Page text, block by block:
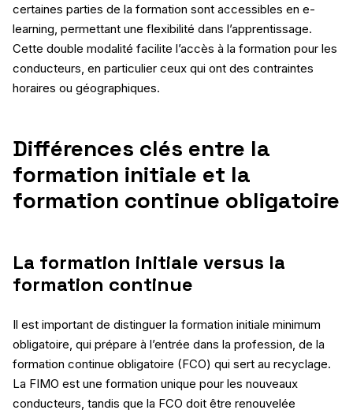
certaines parties de la formation sont accessibles en e-
learning, permettant une flexibilité dans l’apprentissage.
Cette double modalité facilite l’accès à la formation pour les
conducteurs, en particulier ceux qui ont des contraintes
horaires ou géographiques.
Différences clés entre la
formation initiale et la
formation continue obligatoire
La formation initiale versus la
formation continue
Il est important de distinguer la formation initiale minimum
obligatoire, qui prépare à l’entrée dans la profession, de la
formation continue obligatoire (FCO) qui sert au recyclage.
La FIMO est une formation unique pour les nouveaux
conducteurs, tandis que la FCO doit être renouvelée